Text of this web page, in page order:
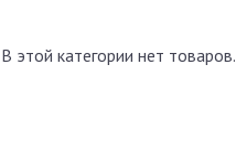
В этой категории нет товаров.